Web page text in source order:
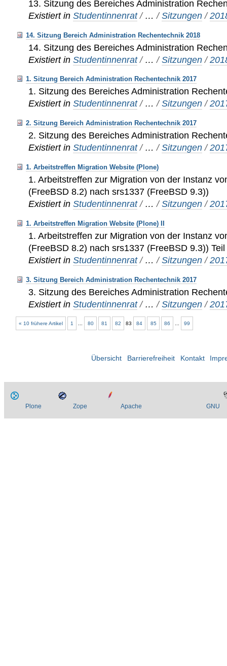
13. Sitzung des Bereiches Administration
Existiert in Studentinnenrat / …/Sitzungen /
14. Sitzung Bereich Administration Rechentechnik 2018
14. Sitzung des Bereiches Administration
Existiert in Studentinnenrat / …/Sitzungen /
1. Sitzung Bereich Administration Rechentechnik 2017
1. Sitzung des Bereiches Administration
Existiert in Studentinnenrat / …/Sitzungen /
2. Sitzung Bereich Administration Rechentechnik 2017
2. Sitzung des Bereiches Administration
Existiert in Studentinnenrat / …/Sitzungen /
1. Arbeitstreffen Migration Website (Plone)
1. Arbeitstreffen zur Migration von der Instanz
(FreeBSD 8.2) nach srs1337 (FreeBSD 9.3))
Existiert in Studentinnenrat / …/Sitzungen /
1. Arbeitstreffen Migration Website (Plone) II
1. Arbeitstreffen zur Migration von der Instanz
(FreeBSD 8.2) nach srs1337 (FreeBSD 9.3)) Teil
Existiert in Studentinnenrat / …/Sitzungen /
3. Sitzung Bereich Administration Rechentechnik 2017
3. Sitzung des Bereiches Administration
Existiert in Studentinnenrat / …/Sitzungen /
« 10 frühere Artikel 1 80 81 82 83 84 85 86 99
Übersicht Barrierefreiheit Kontakt
Plone Zope Apache GNU